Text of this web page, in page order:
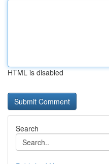
HTML is disabled
Search